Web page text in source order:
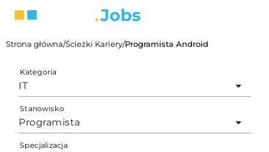
Strona główna/Ścieżki Kariery/Programista Android
Kategoria
IT
Stanowisko
Programista
Specjalizacja